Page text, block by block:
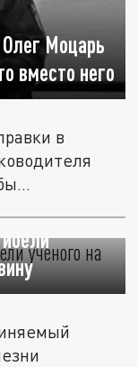
Моцарь
вместо него
в